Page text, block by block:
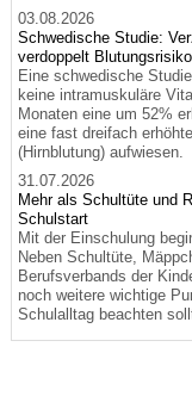
03.08.2026
Schwedische Studie:
verdoppelt Blutungsrisiko
Eine schwedische
keine intramuskuläre
Monaten eine um 52%
eine fast dreifach
(Hirnblutung) aufwiesen.
31.07.2026
Mehr als Schultüte und
Schulstart
Mit der Einschulung
Neben Schultüte,
Berufsverbands der
noch weitere wichtige
Schulalltag beachten